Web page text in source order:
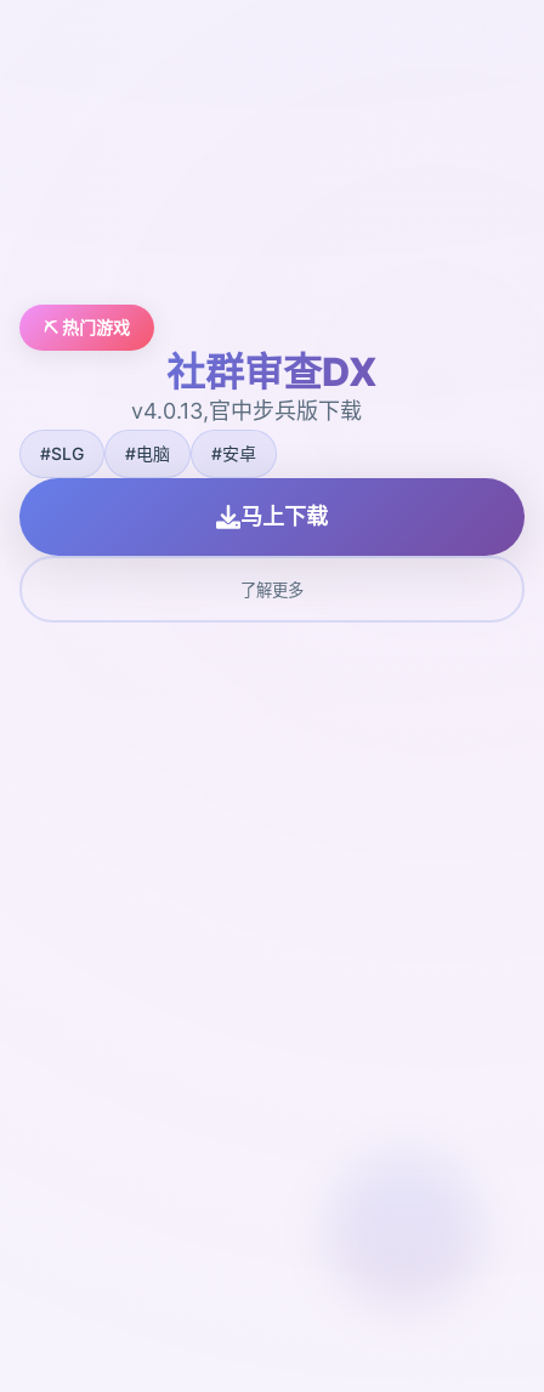
⛏️ 热门游戏
社群审查DX
v4.0.13,官中步兵版下载
#SLG #电脑 #安卓
马上下载
了解更多